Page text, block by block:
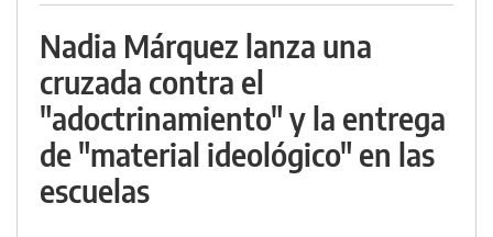
Nadia Márquez lanza una
cruzada contra el
"adoctrinamiento" y la entrega
de "material ideológico" en las
escuelas